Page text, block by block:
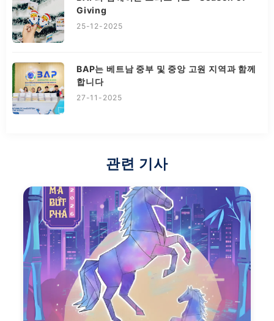
Giving
25-12-2025
BAP는 베트남 중부 및 중앙 고원 지역과 함께
합니다
27-11-2025
관련 기사